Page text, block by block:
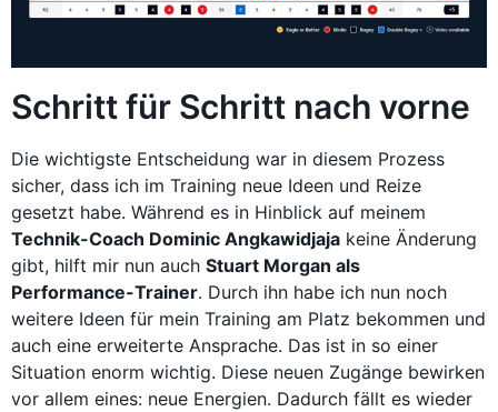
Schritt für Schritt nach vorne
Die wichtigste Entscheidung war in diesem Prozess
sicher, dass ich im Training neue Ideen und Reize
gesetzt habe. Während es in Hinblick auf meinem
Technik-Coach Dominic Angkawidjaja keine Änderung
gibt, hilft mir nun auch Stuart Morgan als
Performance-Trainer. Durch ihn habe ich nun noch
weitere Ideen für mein Training am Platz bekommen und
auch eine erweiterte Ansprache. Das ist in so einer
Situation enorm wichtig. Diese neuen Zugänge bewirken
vor allem eines: neue Energien. Dadurch fällt es wieder